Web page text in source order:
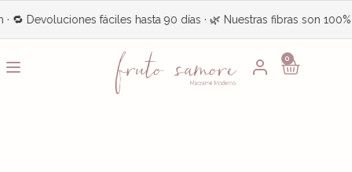
fáciles hasta 90 días · 🌿 Nuestras fibras son 100%
0